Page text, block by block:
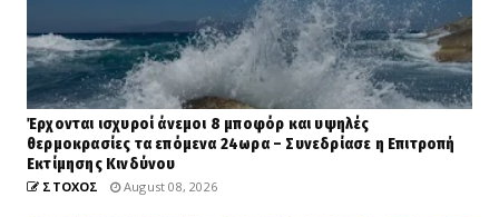
Έρχονται ισχυροί άνεμοι 8 μποφόρ και υψηλές
θερμοκρασίες τα επόμενα 24ωρα – Συνεδρίασε η Επιτροπή
Εκτίμησης Κινδύνου
ΣΤΟΧΟΣ August 08, 2026